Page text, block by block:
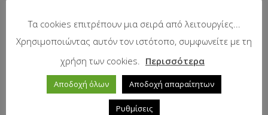
Δίσκος κίνησης D330 φερμουίτ –
ελατήρια Ζ24 8,8mm
Τα cookies επιτρέπουν μια σειρά από λειτουργίες...
Χρησιμοποιώντας αυτόν τον ιστότοπο, συμφωνείτε με τη
χρήση των cookies. Περισσότερα
Αποδοχή όλων Αποδοχή απαραίτητων
Ρυθμίσεις